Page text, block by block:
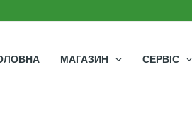
МАГАЗИН СЕРВІС